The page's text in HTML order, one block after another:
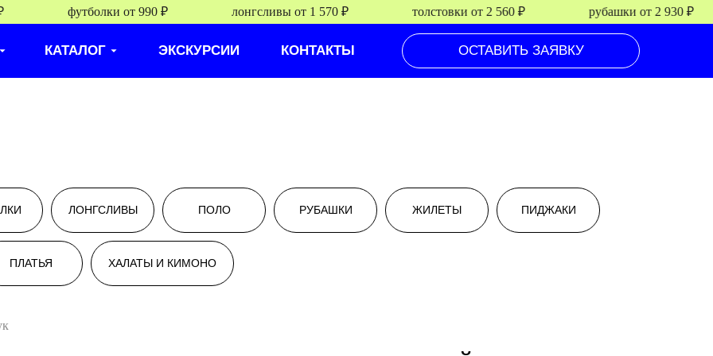
ОСТАВИТЬ ЗАЯВКУ
КАТАЛОГ ЭКСКУРСИИ КОНТАКТЫ
футболки от 990 ₽ лонгсливы от 1 570 ₽ толстовки от 2 560 ₽ рубашки от 2 930 ₽
ЛОНГСЛИВЫ ПОЛО РУБАШКИ ЖИЛЕТЫ ПИДЖАКИ
ХАЛАТЫ И КИМОНО
ПЛАТЬЯ
груди - 80 см, обхват талии - 60 см, обхват бедер - 88 см.